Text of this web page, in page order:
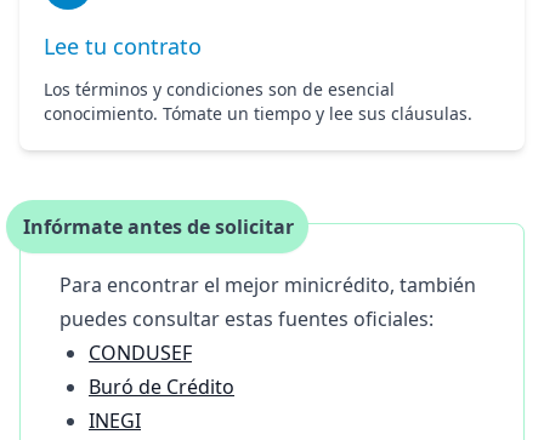
Lee tu contrato
Los términos y condiciones son de esencial
conocimiento. Tómate un tiempo y lee sus cláusulas.
Infórmate antes de solicitar
Para encontrar el mejor minicrédito, también
puedes consultar estas fuentes oficiales:
CONDUSEF
Buró de Crédito
INEGI